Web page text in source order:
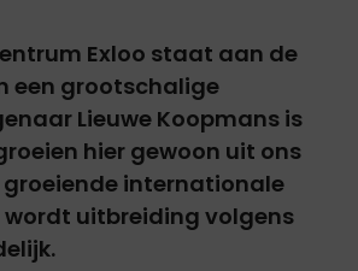
Exloo staat aan de
een grootschalige
Lieuwe Koopmans is
hier gewoon uit ons
groeiende internationale
uitbreiding volgens